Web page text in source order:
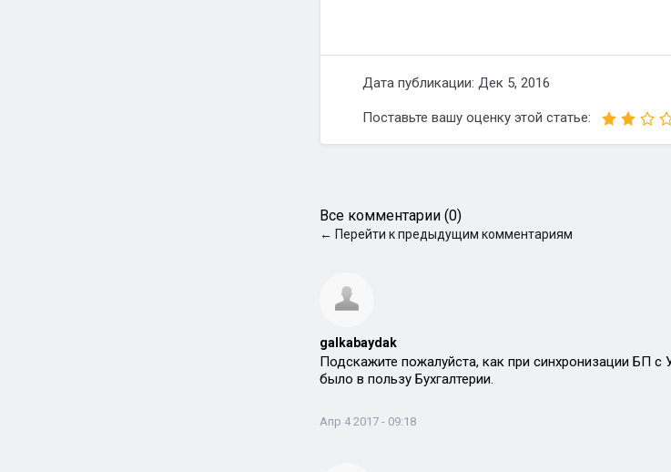
Дата публикации: Дек 5, 2016
Поставьте вашу оценку этой статье:
Все комментарии (0)
← Перейти к предыдущим комментариям
galkabaydak
Подскажите пожалуйста, как при синхронизации БП
было в пользу Бухгалтерии.
Апр 4 2017 - 09:18